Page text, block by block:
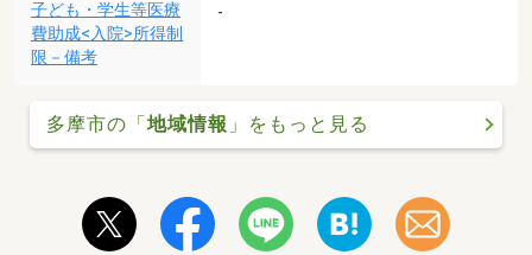
子ども・学生等医療
費助成<入院>所得制
限－備考
-
多摩市の「 地域情報 」をもっと見る